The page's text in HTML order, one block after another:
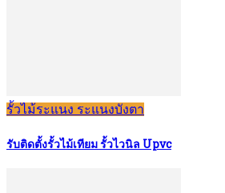
รั้วไม้ระแนง ระแนงบังตา
รับติดตั้งรั้วไม้เทียม รั้วไวนิล Upvc